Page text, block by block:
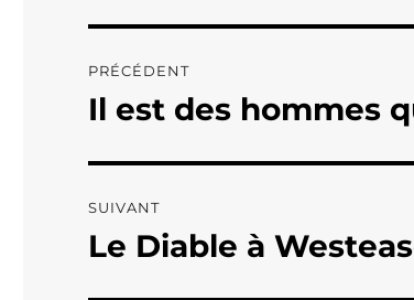
de
PRÉCÉDENT
Publication
Il est des hommes
SUIVANT
Publication
Le Diable à